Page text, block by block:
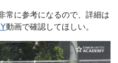
常に参考になるので、詳細は
動画で確認してほしい。